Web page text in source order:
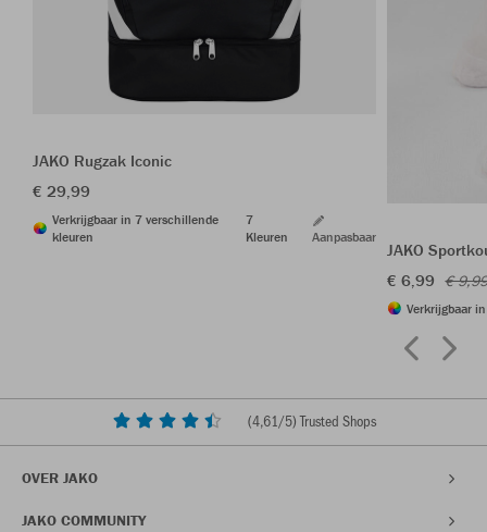
JAKO Rugzak Iconic
€ 29,99
Verkrijgbaar in 7 verschillende
kleuren
7
Kleuren
Aanpasbaar
JAKO
€ 6,99 €
Verkrijgbaar
(4,61/5) Trusted Shops
OVER JAKO
JAKO COMMUNITY